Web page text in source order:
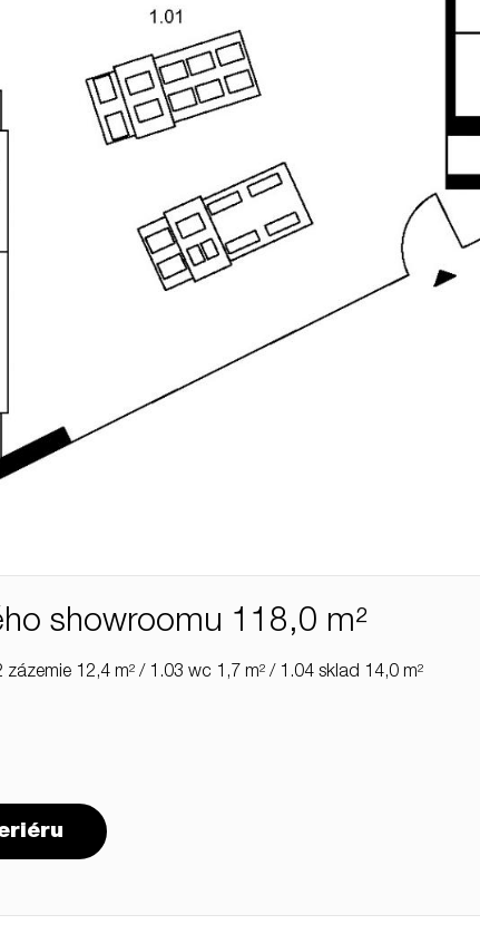
showroomu 118,0 m²
zázemie 12,4 m² / 1.03 wc 1,7 m² / 1.04 sklad 14,0 m²